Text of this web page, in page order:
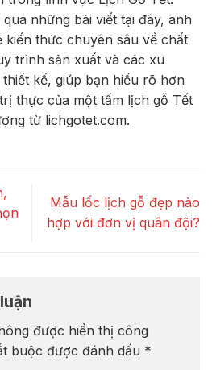
những bài viết tại đây, anh
kiến thức chuyên sâu về chất
trình sản xuất và các xu
kế, giúp bạn hiểu rõ hơn
thực của một tấm lịch gỗ Tết
từ lichgotet.com.
Mẫu lốc lịch gỗ đẹp nào
hợp với đơn vị quân đội?
được hiển thị công
buộc được đánh dấu *